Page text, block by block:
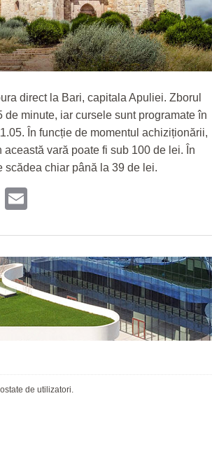
direct la Bari, capitala Apuliei. Zborul
de minute, iar cursele sunt programate în
În funcție de momentul achiziționării,
vară poate fi sub 100 de lei. În
scădea chiar până la 39 de lei.
WhatsApp
de utilizatori.